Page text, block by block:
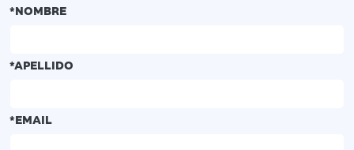
*NOMBRE
*APELLIDO
*EMAIL